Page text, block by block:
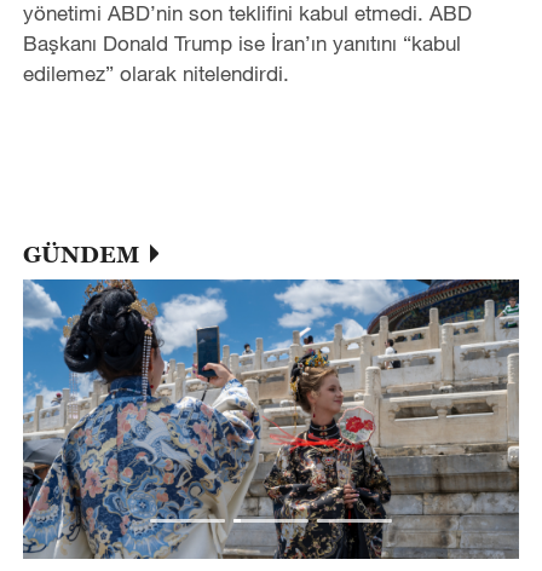
yönetimi ABD’nin son teklifini kabul etmedi. ABD
Başkanı Donald Trump ise İran’ın yanıtını “kabul
edilemez” olarak nitelendirdi.
GÜNDEM